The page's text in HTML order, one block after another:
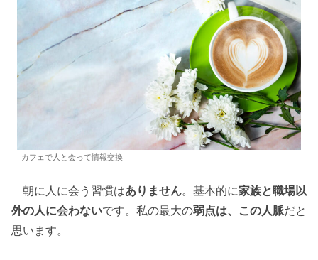
カフェで人と会って情報交換
朝に人に会う習慣はありません。基本的に家族と職場以
外の人に会わないです。私の最大の弱点は、この人脈だと
思います。